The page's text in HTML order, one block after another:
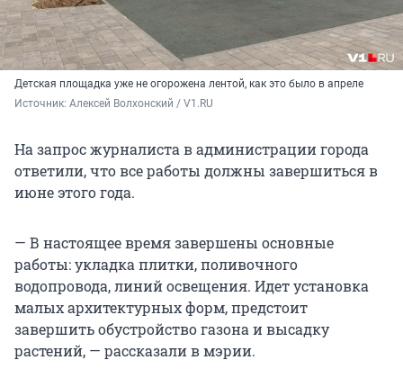
Детская площадка уже не огорожена лентой, как это было в апреле
Источник: Алексей Волхонский / V1.RU
На запрос журналиста в администрации города
ответили, что все работы должны завершиться в
июне этого года.
— В настоящее время завершены основные
работы: укладка плитки, поливочного
водопровода, линий освещения. Идет установка
малых архитектурных форм, предстоит
завершить обустройство газона и высадку
растений, — рассказали в мэрии.